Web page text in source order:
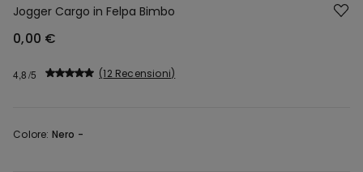
Jogger Cargo in Felpa Bimbo
0,00 €
4,8 12 Recensioni
Colore: Nero -